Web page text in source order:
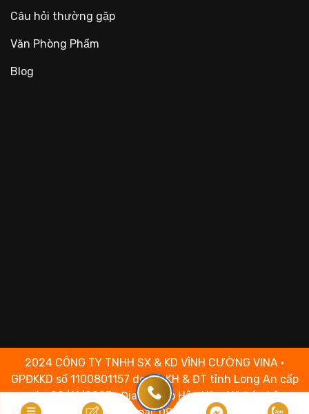
Câu hỏi thường gặp
Văn Phòng Phẩm
Blog
2024 CÔNG TY TNHH SX & KD VĨNH CƯỜNG VINA •
GPĐKKD số 1100801157 do Sở KH & ĐT tỉnh Long An cấp
ngày 08/11/2007 • Địa chỉ: Ấp Hậu Hòa, Xã Đức Lập,